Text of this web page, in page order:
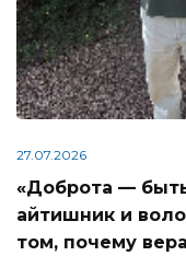
27.07.2026
«Доброта —
айтишник и
том, почему